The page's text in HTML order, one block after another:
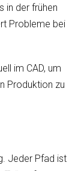
in der frühen
Probleme bei
im CAD, um
Produktion zu
Jeder Pfad ist